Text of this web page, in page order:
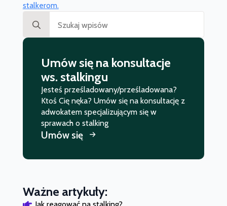
stalkerom.
for:
Umów się na konsultacje
ws. stalkingu
Jesteś prześladowany/prześladowana?
Ktoś Cię nęka? Umów się na konsultację z
adwokatem specjalizującym się w
sprawach o stalking
Umów się
Ważne artykuły: